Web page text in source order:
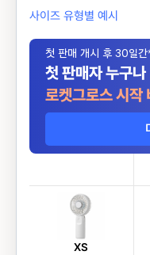
사이즈 유형별 예시
첫 판매 개시 후 30일
첫 판매자 누구나
로켓그로스 시작
XS